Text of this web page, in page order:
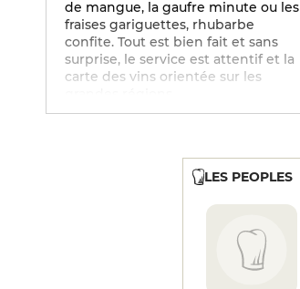
de mangue, la gaufre minute ou les
fraises gariguettes, rhubarbe
confite. Tout est bien fait et sans
surprise, le service est attentif et la
carte des vins orientée sur les
LES PEOPLES